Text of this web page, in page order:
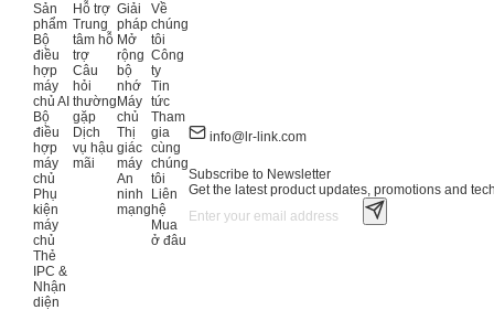
Sản
phẩm
Bộ
điều
hợp
máy
chủ AI
Bộ
điều
hợp
máy
chủ
Phụ
kiện
máy
chủ
Thẻ
IPC &
Nhận
diện
Hỗ trợ
Trung
tâm hỗ
trợ
Câu
hỏi
thường
gặp
Dịch
vụ hậu
mãi
Giải
pháp
Mở
rộng
bộ
nhớ
Máy
chủ
Thị
giác
máy
An
ninh
mạng
Về
chúng
tôi
Công
ty
Tin
tức
Tham
gia
cùng
chúng
tôi
Liên
hệ
Mua
ở đâu
info@lr-link.com
Subscribe to Newsletter
Get the latest product updates, promotions and